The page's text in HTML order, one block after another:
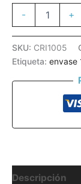
-
CRISTALIM
ECO
CON
PULV
+
SKU: CRI1005
Etiqueta: envase
Descripción